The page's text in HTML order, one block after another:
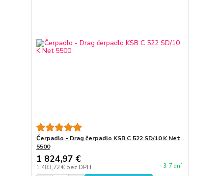
Čerpadlo - Drag čerpadlo KSB C 522 SD/10 K Net
5500
1 824,97 €
1 483,72 € bez DPH 3-7 dní